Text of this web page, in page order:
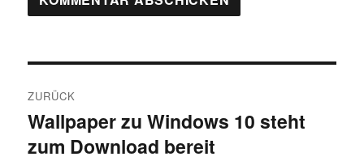
ZURÜCK
Vorheriger
Beitrag:
Wallpaper zu Windows 10 steht
zum Download bereit